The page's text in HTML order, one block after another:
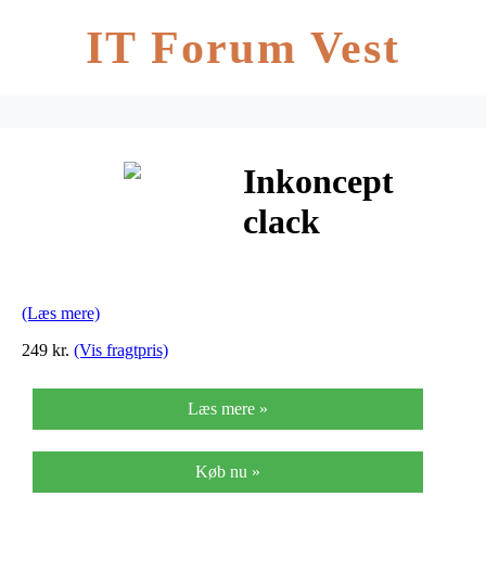
IT Forum Vest
Inkoncept
clack
(Læs mere)
249 kr. (Vis fragtpris)
Læs mere »
Køb nu »